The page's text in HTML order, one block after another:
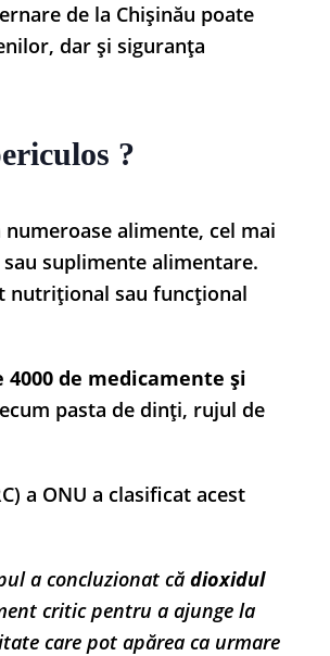
de la Chișinău poate
dar și siguranța
?
alimente, cel mai
suplimente alimentare.
nutrițional sau funcțional
de medicamente și
pasta de dinți, rujul de
a ONU a clasificat acest
a concluzionat că dioxidul
critic pentru a ajunge la
care pot apărea ca urmare